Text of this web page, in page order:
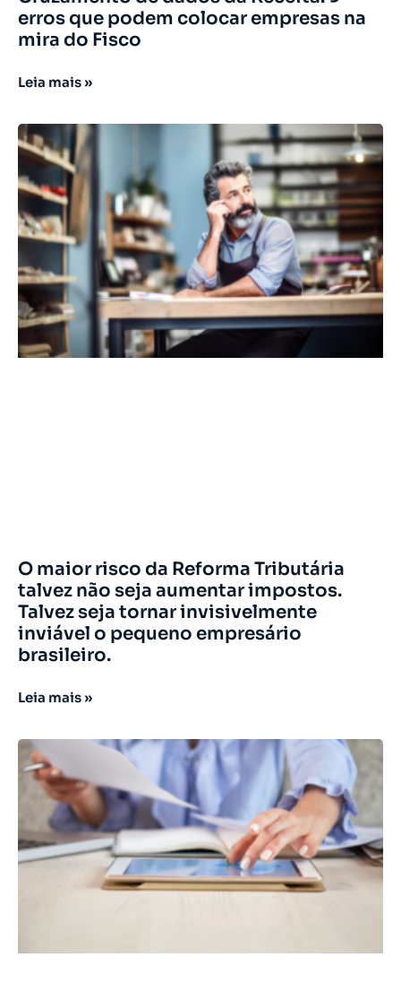
erros que podem colocar empresas na
mira do Fisco
Leia mais »
O maior risco da Reforma Tributária
talvez não seja aumentar impostos.
Talvez seja tornar invisivelmente
inviável o pequeno empresário
brasileiro.
Leia mais »